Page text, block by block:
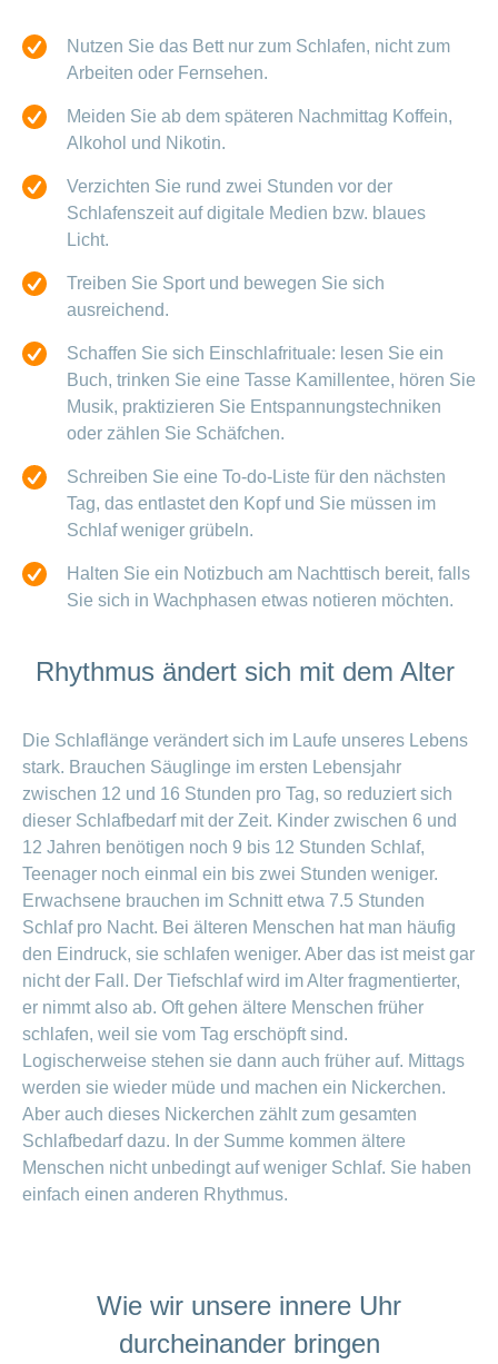
Nutzen Sie das Bett nur zum Schlafen, nicht zum
Arbeiten oder Fernsehen.
Meiden Sie ab dem späteren Nachmittag Koffein,
Alkohol und Nikotin.
Verzichten Sie rund zwei Stunden vor der
Schlafenszeit auf digitale Medien bzw. blaues
Licht.
Treiben Sie Sport und bewegen Sie sich
ausreichend.
Schaffen Sie sich Einschlafrituale: lesen Sie ein
Buch, trinken Sie eine Tasse Kamillentee, hören Sie
Musik, praktizieren Sie Entspannungstechniken
oder zählen Sie Schäfchen.
Schreiben Sie eine To-do-Liste für den nächsten
Tag, das entlastet den Kopf und Sie müssen im
Schlaf weniger grübeln.
Halten Sie ein Notizbuch am Nachttisch bereit, falls
Sie sich in Wachphasen etwas notieren möchten.
Rhythmus ändert sich mit dem Alter
Die Schlaflänge verändert sich im Laufe unseres Lebens
stark. Brauchen Säuglinge im ersten Lebensjahr
zwischen 12 und 16 Stunden pro Tag, so reduziert sich
dieser Schlafbedarf mit der Zeit. Kinder zwischen 6 und
12 Jahren benötigen noch 9 bis 12 Stunden Schlaf,
Teenager noch einmal ein bis zwei Stunden weniger.
Erwachsene brauchen im Schnitt etwa 7.5 Stunden
Schlaf pro Nacht. Bei älteren Menschen hat man häufig
den Eindruck, sie schlafen weniger. Aber das ist meist gar
nicht der Fall. Der Tiefschlaf wird im Alter fragmentierter,
er nimmt also ab. Oft gehen ältere Menschen früher
schlafen, weil sie vom Tag erschöpft sind.
Logischerweise stehen sie dann auch früher auf. Mittags
werden sie wieder müde und machen ein Nickerchen.
Aber auch dieses Nickerchen zählt zum gesamten
Schlafbedarf dazu. In der Summe kommen ältere
Menschen nicht unbedingt auf weniger Schlaf. Sie haben
einfach einen anderen Rhythmus.
Wie wir unsere innere Uhr
durcheinander bringen